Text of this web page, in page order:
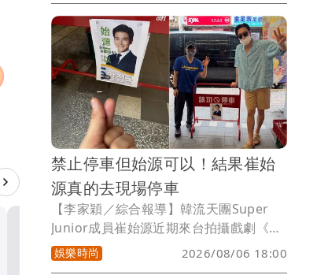
賽，首日便遭淘汰，原本被外界笑稱「牌
桌運氣低迷」，沒想到回家改開寶可夢卡
包，竟直接抽出玩家夢寐以求的「神
包」，一次開出多張超人氣稀有卡，也讓
他徹底入坑，又買了一整桌寶可夢卡盒。
禁止停車但始源可以！結果崔始
源真的去現場停車
【李家穎／綜合報導】韓流天團Super
Junior成員崔始源近期來台拍攝戲劇《要
是未曾相遇就好了》，不少粉絲頻頻巧遇
偶像，也掀起一波「野生始源」熱潮。沒
娛樂時尚 2026/08/06 18:00